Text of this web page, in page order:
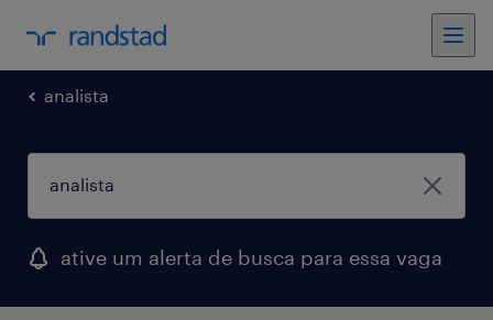
analista
ative um alerta de busca para essa vaga